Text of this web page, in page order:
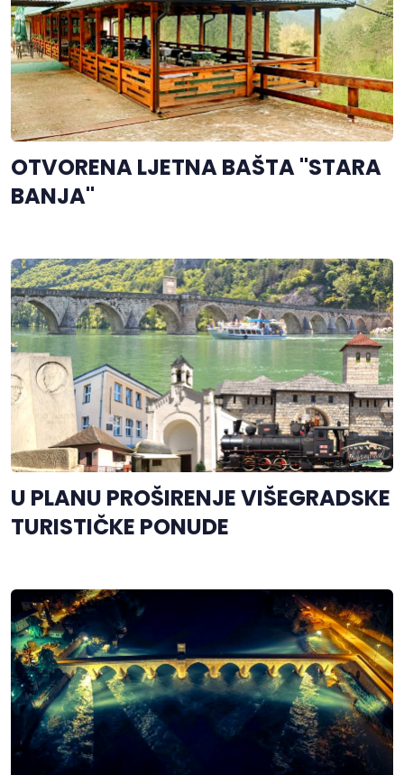
OTVORENA LJETNA BAŠTA "STARA
BANJA"
U PLANU PROŠIRENJE VIŠEGRADSKE
TURISTIČKE PONUDE